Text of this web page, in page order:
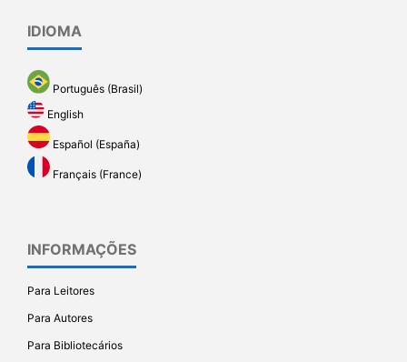
IDIOMA
Português (Brasil)
English
Español (España)
Français (France)
INFORMAÇÕES
Para Leitores
Para Autores
Para Bibliotecários